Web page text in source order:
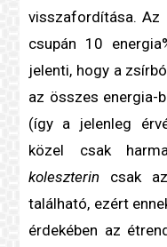
visszafordítása. Az
csupán 10
jelenti, hogy a
az összes energia-
(így a jelenleg
közel csak
koleszterin csak
található, ezért
érdekében az